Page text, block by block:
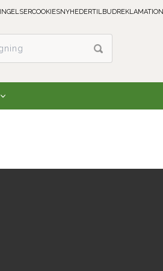
COOKIESNYHEDERTILBUD